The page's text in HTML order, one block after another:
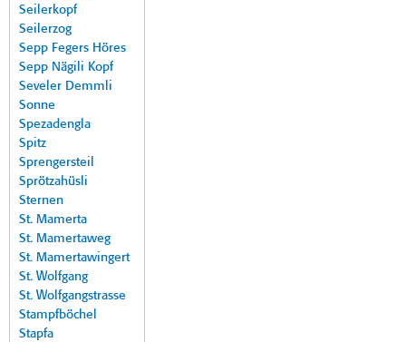
Seilerkopf
Seilerzog
Sepp Fegers Höres
Sepp Nägili Kopf
Seveler Demmli
Sonne
Spezadengla
Spitz
Sprengersteil
Sprötzahüsli
Sternen
St. Mamerta
St. Mamertaweg
St. Mamertawingert
St. Wolfgang
St. Wolfgangstrasse
Stampfböchel
Stapfa